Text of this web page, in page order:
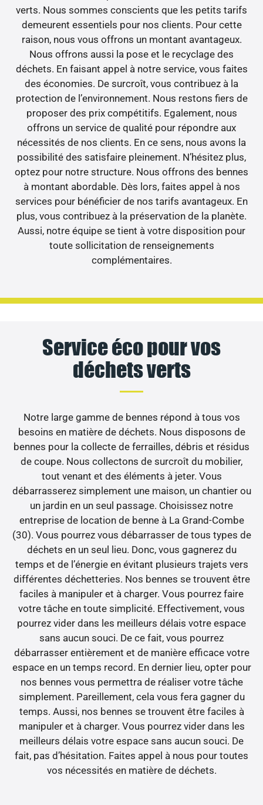
verts. Nous sommes conscients que les petits tarifs
demeurent essentiels pour nos clients. Pour cette
raison, nous vous offrons un montant avantageux.
Nous offrons aussi la pose et le recyclage des
déchets. En faisant appel à notre service, vous faites
des économies. De surcroît, vous contribuez à la
protection de l’environnement. Nous restons fiers de
proposer des prix compétitifs. Egalement, nous
offrons un service de qualité pour répondre aux
nécessités de nos clients. En ce sens, nous avons la
possibilité des satisfaire pleinement. N’hésitez plus,
optez pour notre structure. Nous offrons des bennes
à montant abordable. Dès lors, faites appel à nos
services pour bénéficier de nos tarifs avantageux. En
plus, vous contribuez à la préservation de la planète.
Aussi, notre équipe se tient à votre disposition pour
toute sollicitation de renseignements
complémentaires.
Service éco pour vos
déchets verts
Notre large gamme de bennes répond à tous vos
besoins en matière de déchets. Nous disposons de
bennes pour la collecte de ferrailles, débris et résidus
de coupe. Nous collectons de surcroît du mobilier,
tout venant et des éléments à jeter. Vous
débarrasserez simplement une maison, un chantier ou
un jardin en un seul passage. Choisissez notre
entreprise de location de benne à La Grand-Combe
(30). Vous pourrez vous débarrasser de tous types de
déchets en un seul lieu. Donc, vous gagnerez du
temps et de l’énergie en évitant plusieurs trajets vers
différentes déchetteries. Nos bennes se trouvent être
faciles à manipuler et à charger. Vous pourrez faire
votre tâche en toute simplicité. Effectivement, vous
pourrez vider dans les meilleurs délais votre espace
sans aucun souci. De ce fait, vous pourrez
débarrasser entièrement et de manière efficace votre
espace en un temps record. En dernier lieu, opter pour
nos bennes vous permettra de réaliser votre tâche
simplement. Pareillement, cela vous fera gagner du
temps. Aussi, nos bennes se trouvent être faciles à
manipuler et à charger. Vous pourrez vider dans les
meilleurs délais votre espace sans aucun souci. De
fait, pas d’hésitation. Faites appel à nous pour toutes
vos nécessités en matière de déchets.